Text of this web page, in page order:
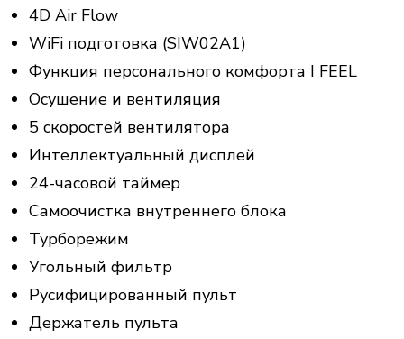
4D Air Flow
WiFi подготовка (SIW02A1)
Функция персонального комфорта I FEEL
Осушение и вентиляция
5 скоростей вентилятора
Интеллектуальный дисплей
24-часовой таймер
Самоочистка внутреннего блока
Турборежим
Угольный фильтр
Русифицированный пульт
Держатель пульта